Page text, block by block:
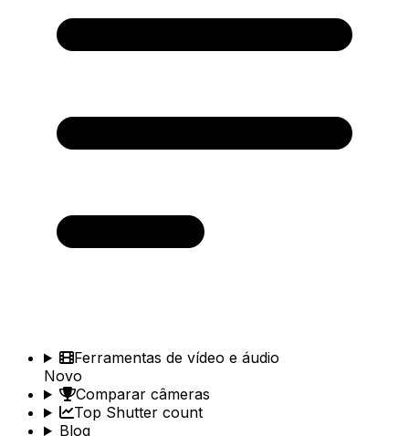
Ferramentas de vídeo e áudio
Novo
Comparar câmeras
Top Shutter count
Blog